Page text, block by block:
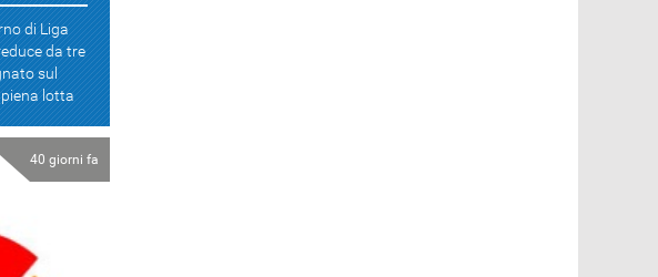
di Liga
da tre
sul
lotta
40 giorni fa